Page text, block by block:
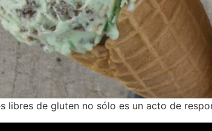
libres de gluten no sólo es un acto de